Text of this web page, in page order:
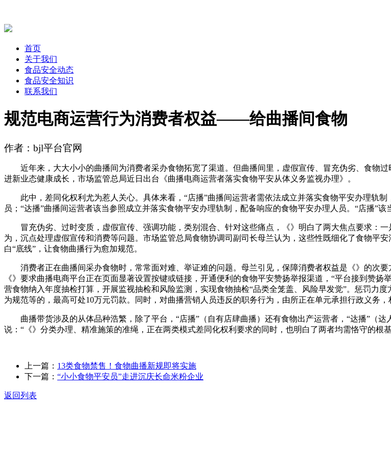
首页
关于我们
食品安全动态
食品安全知识
联系我们
规范电商运营行为消费者权益——给曲播间食物
作者：bjl平台官网
近年来，大大小小的曲播间为消费者采办食物拓宽了渠道。但曲播间里，虚假宣传、冒充伪劣、食物
进新业态健康成长，市场监管总局近日出台《曲播电商运营者落实食物平安从体义务监视办理》。
此中，差同化权利尤为惹人关心。具体来看，“店播”曲播间运营者需依法成立并落实食物平安办理轨制
员；“达播”曲播间运营者该当参照成立并落实食物平安办理轨制，配备响应的食物平安办理人员。“店播”
冒充伪劣、过时变质，虚假宣传、强调功能，类别混合、针对这些痛点，《》明白了两大焦点要求：一
为，沉点处理虚假宣传和消费等问题。市场监管总局食物协调司副司长母兰认为，这些性既细化了食物平
白“底线”，让食物曲播行为愈加规范。
消费者正在曲播间采办食物时，常常面对难、举证难的问题。母兰引见，保障消费者权益是《》的次要
《》要求曲播电商平台正在页面显著设置按键或链接，开通便利的食物平安赞扬举报渠道，“平台接到赞
营食物纳入年度抽检打算，开展监视抽检和风险监测，实现食物抽检“品类全笼盖、风险早发觉”。惩罚力
为规范等的，最高可处10万元罚款。同时，对曲播营销人员违反的职务行为，由所正在单元承担行政义务，
曲播带货涉及的从体品种浩繁，除了平台，“店播”（自有店肆曲播）还有食物出产运营者，“达播”（达
说：“《》分类办理、精准施策的准绳，正在两类模式差同化权利要求的同时，也明白了两者均需恪守的根基
上一篇： 13类食物禁售！食物曲播新规即将实施
下一篇： “小小食物平安员”走进沉庆长命米粉企业
返回列表